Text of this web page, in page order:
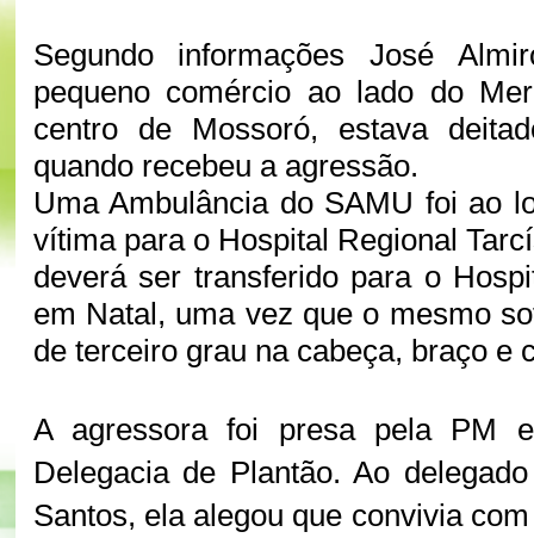
Segundo informações José
pequeno comércio ao lado do
centro de Mossoró, estava
quando recebeu a agressão.
Uma Ambulância do SAMU foi ao
vítima para o Hospital Regional
deverá ser transferido para o
em Natal, uma vez que o mesmo
de terceiro grau na cabeça, braço e
A agressora foi presa pela PM
Delegacia de Plantão. Ao
Santos, ela alegou que convivia